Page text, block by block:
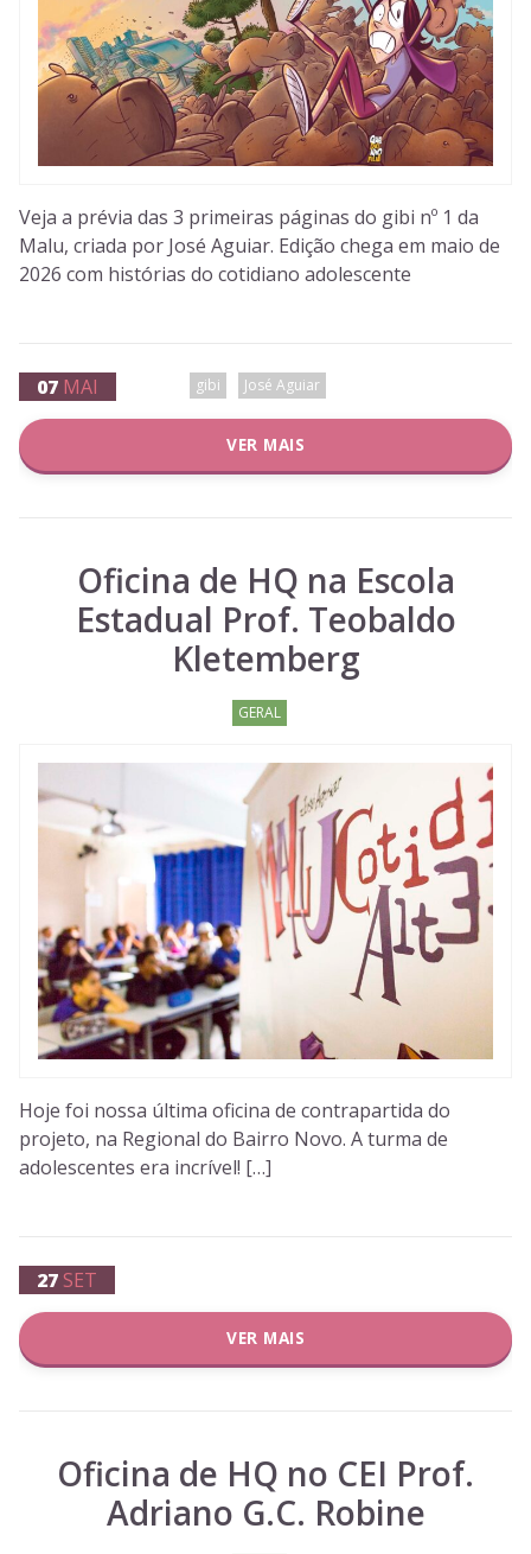
Veja a prévia das 3 primeiras páginas do gibi nº 1 da
Malu, criada por José Aguiar. Edição chega em maio de
2026 com histórias do cotidiano adolescente
07 MAI gibi José Aguiar
VER MAIS
Oficina de HQ na Escola
Estadual Prof. Teobaldo
Kletemberg
GERAL
Hoje foi nossa última oficina de contrapartida do
projeto, na Regional do Bairro Novo. A turma de
adolescentes era incrível! […]
27 SET
VER MAIS
Oficina de HQ no CEI Prof.
Adriano G.C. Robine